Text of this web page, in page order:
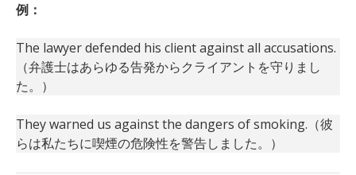
例：
The lawyer defended his client against all accusations.
（弁護士はあらゆる告発からクライアントを守りまし
た。）
They warned us against the dangers of smoking.（彼
らは私たちに喫煙の危険性を警告しました。）